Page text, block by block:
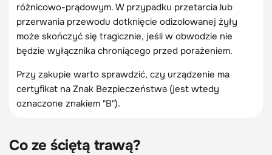
różnicowo-prądowym. W przypadku przetarcia lub
przerwania przewodu dotknięcie odizolowanej żyły
może skończyć się tragicznie, jeśli w obwodzie nie
będzie wyłącznika chroniącego przed porażeniem.
Przy zakupie warto sprawdzić, czy urządzenie ma
certyfikat na Znak Bezpieczeństwa (jest wtedy
oznaczone znakiem "B").
Co ze ściętą trawą?